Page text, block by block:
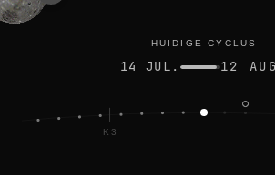
HUIDIGE CYCLUS
14 JUL. 12
K3